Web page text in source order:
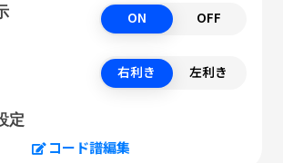
ON OFF
右利き 左利き
定
コード譜編集